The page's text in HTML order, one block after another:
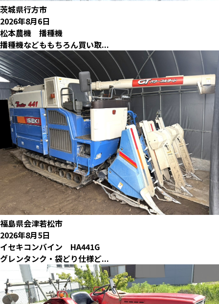
茨城県行方市
2026年8月6日
松本農機 播種機
播種機などももちろん買い取...
福島県会津若松市
2026年8月5日
イセキコンバイン HA441G
グレンタンク・袋どり仕様ど...